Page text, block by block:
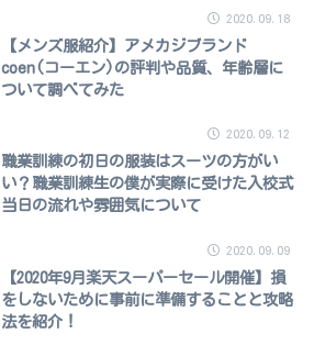
2020.09.18
【メンズ服紹介】アメカジブランド
coen(コーエン)の評判や品質、年齢層に
ついて調べてみた
2020.09.12
職業訓練の初日の服装はスーツの方がい
い？職業訓練生の僕が実際に受けた入校式
当日の流れや雰囲気について
2020.09.09
【2020年9月楽天スーパーセール開催】損
をしないために事前に準備することと攻略
法を紹介！